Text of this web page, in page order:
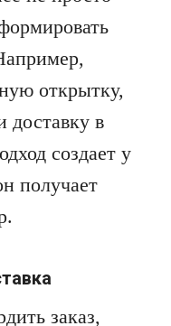
открытку,
доставку в
создает у
получает
заказ,